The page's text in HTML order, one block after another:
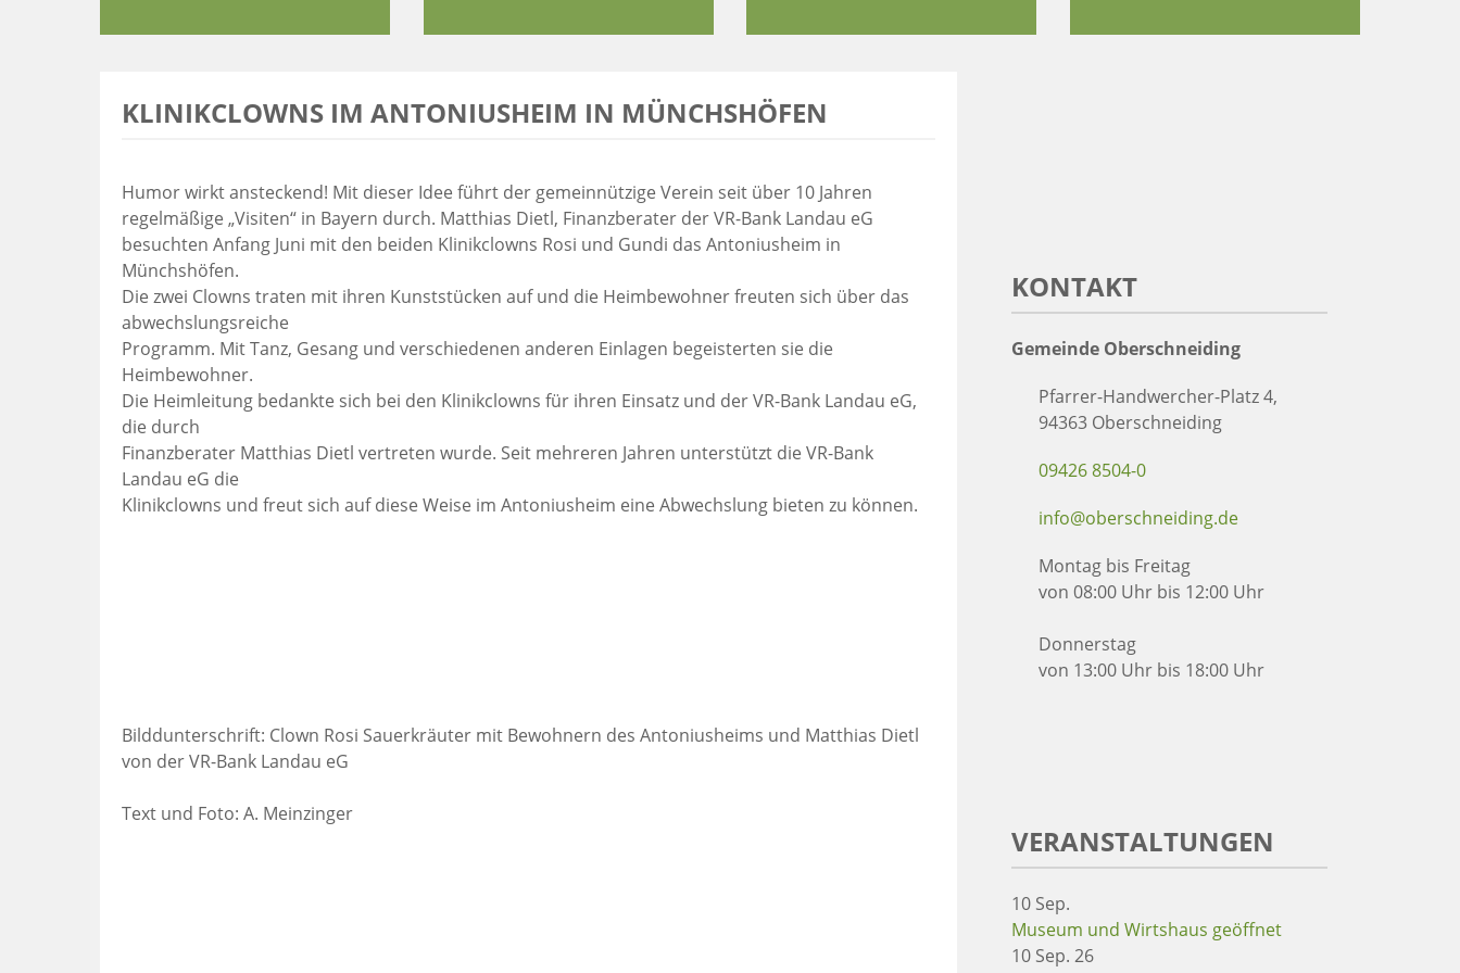
KLINIKCLOWNS IM ANTONIUSHEIM IN MÜNCHSHÖFEN
Humor wirkt ansteckend! Mit dieser Idee führt der gemeinnützige Verein seit über 10 Jahren
regelmäßige „Visiten“ in Bayern durch. Matthias Dietl, Finanzberater der VR-Bank Landau eG
besuchten Anfang Juni mit den beiden Klinikclowns Rosi und Gundi das Antoniusheim in
Münchshöfen.
Die zwei Clowns traten mit ihren Kunststücken auf und die Heimbewohner freuten sich über das
abwechslungsreiche
Programm. Mit Tanz, Gesang und verschiedenen anderen Einlagen begeisterten sie die
Heimbewohner.
Die Heimleitung bedankte sich bei den Klinikclowns für ihren Einsatz und der VR-Bank Landau eG,
die durch
Finanzberater Matthias Dietl vertreten wurde. Seit mehreren Jahren unterstützt die VR-Bank
Landau eG die
Klinikclowns und freut sich auf diese Weise im Antoniusheim eine Abwechslung bieten zu können.
Bilddunterschrift: Clown Rosi Sauerkräuter mit Bewohnern des Antoniusheims und Matthias Dietl
von der VR-Bank Landau eG
Text und Foto: A. Meinzinger
KONTAKT
Gemeinde Oberschneiding
Pfarrer-Handwercher-Platz 4,
94363 Oberschneiding
09426 8504-0
info@oberschneiding.de
Montag bis Freitag
von 08:00 Uhr bis 12:00 Uhr
Donnerstag
von 13:00 Uhr bis 18:00 Uhr
VERANSTALTUNGEN
10 Sep.
Museum und Wirtshaus geöffnet
10 Sep. 26